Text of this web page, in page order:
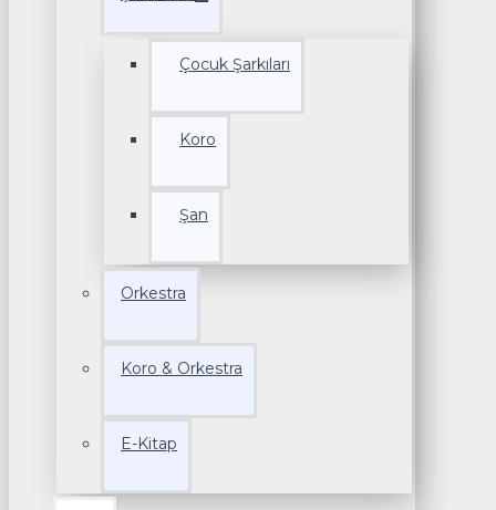
Çocuk Şarkıları
Koro
Şan
Orkestra
Koro & Orkestra
E-Kitap